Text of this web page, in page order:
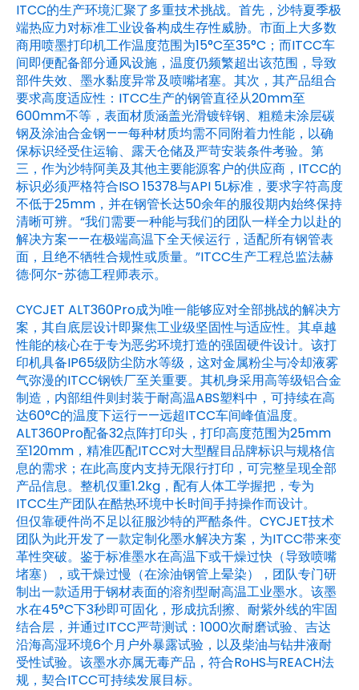
ITCC的生产环境汇聚了多重技术挑战。首先，沙特夏季极
端热应力对标准工业设备构成生存性威胁。市面上大多数
商用喷墨打印机工作温度范围为15°C至35°C；而ITCC车
间即便配备部分通风设施，温度仍频繁超出该范围，导致
部件失效、墨水黏度异常及喷嘴堵塞。其次，其产品组合
要求高度适应性：ITCC生产的钢管直径从20mm至
600mm不等，表面材质涵盖光滑镀锌钢、粗糙未涂层碳
钢及涂油合金钢——每种材质均需不同附着力性能，以确
保标识经受住运输、露天仓储及严苛安装条件考验。第
三，作为沙特阿美及其他主要能源客户的供应商，ITCC的
标识必须严格符合ISO 15378与API 5L标准，要求字符高度
不低于25mm，并在钢管长达50余年的服役期内始终保持
清晰可辨。“我们需要一种能与我们的团队一样全力以赴的
解决方案——在极端高温下全天候运行，适配所有钢管表
面，且绝不牺牲合规性或质量。”ITCC生产工程总监法赫
德·阿尔-苏德工程师表示。
CYCJET ALT360Pro成为唯一能够应对全部挑战的解决方
案，其自底层设计即聚焦工业级坚固性与适应性。其卓越
性能的核心在于专为恶劣环境打造的强固硬件设计。该打
印机具备IP65级防尘防水等级，这对金属粉尘与冷却液雾
气弥漫的ITCC钢铁厂至关重要。其机身采用高等级铝合金
制造，内部组件则封装于耐高温ABS塑料中，可持续在高
达60°C的温度下运行——远超ITCC车间峰值温度。
ALT360Pro配备32点阵打印头，打印高度范围为25mm
至120mm，精准匹配ITCC对大型醒目品牌标识与规格信
息的需求；在此高度内支持无限行打印，可完整呈现全部
产品信息。整机仅重1.2kg，配有人体工学握把，专为
ITCC生产团队在酷热环境中长时间手持操作而设计。
但仅靠硬件尚不足以征服沙特的严酷条件。CYCJET技术
团队为此开发了一款定制化墨水解决方案，为ITCC带来变
革性突破。鉴于标准墨水在高温下或干燥过快（导致喷嘴
堵塞），或干燥过慢（在涂油钢管上晕染），团队专门研
制出一款适用于钢材表面的溶剂型耐高温工业墨水。该墨
水在45°C下3秒即可固化，形成抗刮擦、耐紫外线的牢固
结合层，并通过ITCC严苛测试：1000次耐磨试验、吉达
沿海高湿环境6个月户外暴露试验，以及柴油与钻井液耐
受性试验。该墨水亦属无毒产品，符合RoHS与REACH法
规，契合ITCC可持续发展目标。